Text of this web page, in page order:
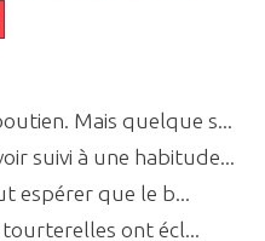
Mais quelque s...
suivi à une habitude...
espérer que le b...
ont écl...